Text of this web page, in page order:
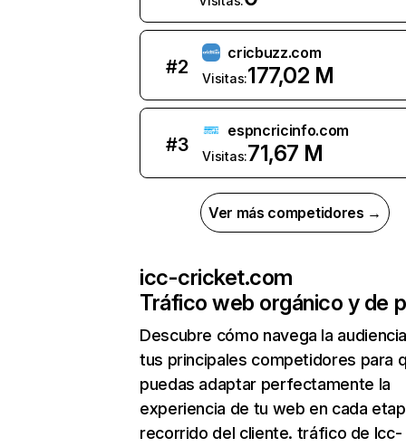
#2
cricbuzz.com
Visitas:177,02 M
#3
espncricinfo.com
Visitas:71,67 M
Ver más competidores →
icc-cricket.com
Tráfico web orgánico y de
Descubre cómo navega la
tus principales competidores para
puedas adaptar perfectamente la
experiencia de tu web en cada
recorrido del cliente. tráfico de Icc-